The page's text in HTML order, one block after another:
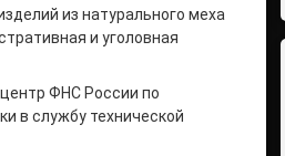
из натурального меха
и уголовная
ФНС России по
в службу технической